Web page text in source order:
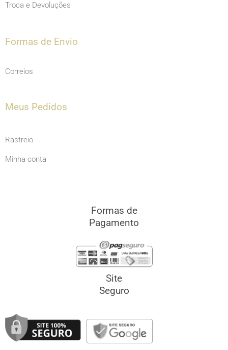
Troca e Devoluções
Formas de Envio
Correios
Meus Pedidos
Rastreio
Minha conta
Formas de
Pagamento
Site
Seguro